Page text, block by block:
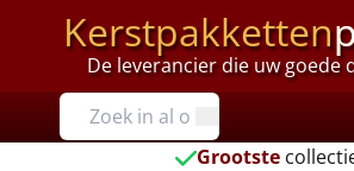
Kerstpakketten
De leverancier die uw goede
Prijzen
Tot €25
Grootste